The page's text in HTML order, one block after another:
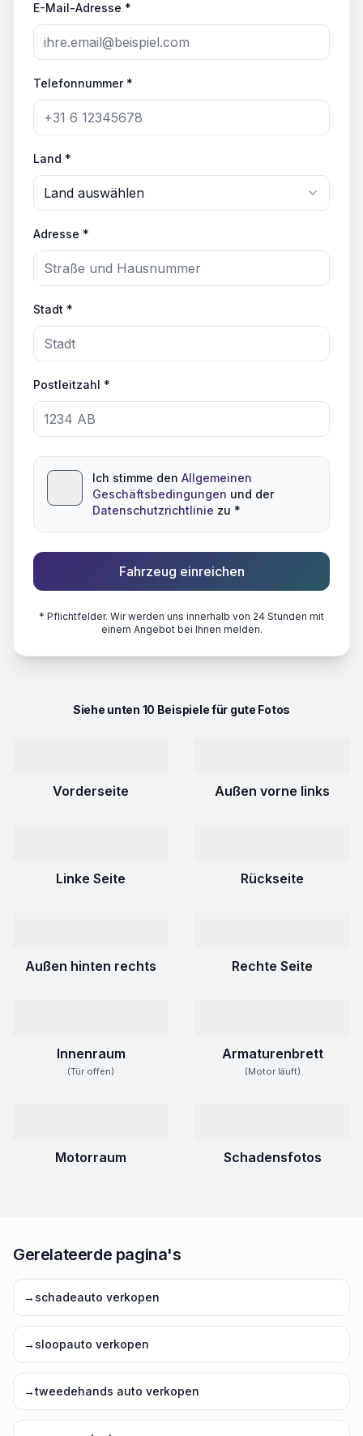
E-Mail-Adresse *
Telefonnummer *
Land *
Land auswählen
Adresse *
Stadt *
Postleitzahl *
Ich stimme den Allgemeinen
Geschäftsbedingungen und der
Datenschutzrichtlinie zu *
Fahrzeug einreichen
* Pflichtfelder. Wir werden uns innerhalb von 24 Stunden mit
einem Angebot bei Ihnen melden.
Siehe unten 10 Beispiele für gute Fotos
Vorderseite Außen vorne links
Linke Seite Rückseite
Außen hinten rechts Rechte Seite
Innenraum
(Tür offen)
Armaturenbrett
(Motor läuft)
Motorraum Schadensfotos
Gerelateerde pagina's
→ schadeauto verkopen
→ sloopauto verkopen
→tweedehands auto verkopen